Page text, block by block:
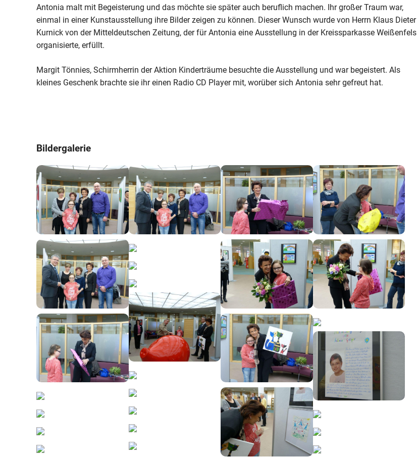
Antonia malt mit Begeisterung und das möchte sie später auch beruflich machen. Ihr großer Traum war,
einmal in einer Kunstausstellung ihre Bilder zeigen zu können. Dieser Wunsch wurde von Herrn Klaus Dieter
Kurnick von der Mitteldeutschen Zeitung, der für Antonia eine Ausstellung in der Kreissparkasse Weißenfels
organisierte, erfüllt.
Margit Tönnies, Schirmherrin der Aktion Kinderträume besuchte die Ausstellung und war begeistert. Als
kleines Geschenk brachte sie ihr einen Radio CD Player mit, worüber sich Antonia sehr gefreut hat.
Bildergalerie